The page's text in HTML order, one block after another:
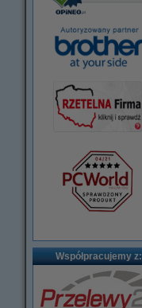
Współpracujemy z: